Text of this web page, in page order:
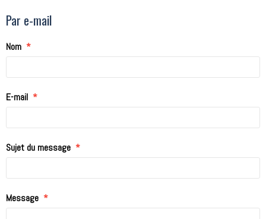
Par e-mail
Nom
E-mail
Sujet du message
Message